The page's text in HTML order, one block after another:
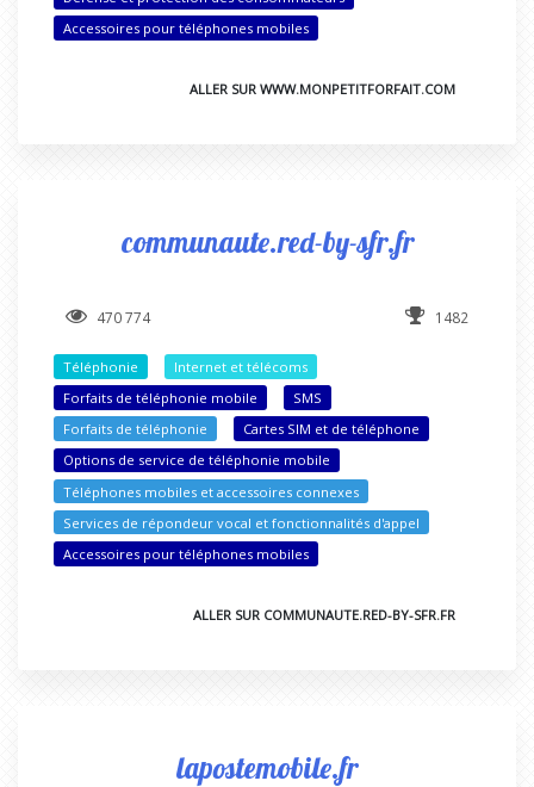
Accessoires pour téléphones mobiles
ALLER SUR WWW.MONPETITFORFAIT.COM
communaute.red-by-sfr.fr
470 774 1482
Téléphonie
Internet et télécoms
Forfaits de téléphonie mobile
SMS
Forfaits de téléphonie
Cartes SIM et de téléphone
Options de service de téléphonie mobile
Téléphones mobiles et accessoires connexes
Services de répondeur vocal et fonctionnalités d'appel
Accessoires pour téléphones mobiles
ALLER SUR COMMUNAUTE.RED-BY-SFR.FR
lapostemobile.fr